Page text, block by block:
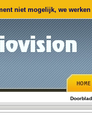
niet mogelijk, we